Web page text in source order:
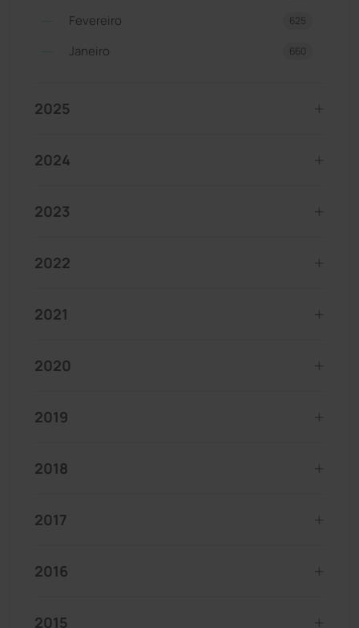
Fevereiro 625
Janeiro 660
2025
2024
2023
2022
2021
2020
2019
2018
2017
2016
2015